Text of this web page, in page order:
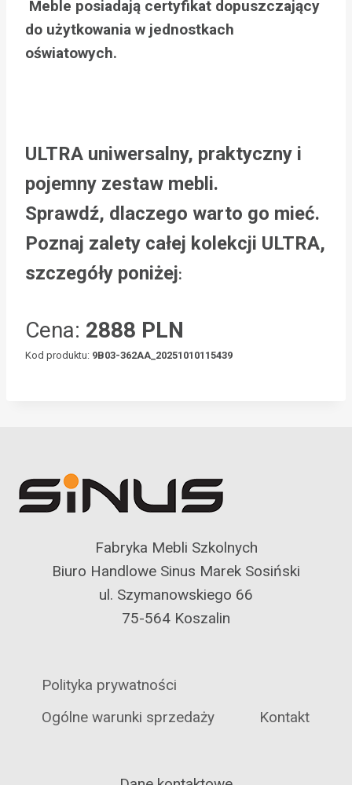
Meble posiadają certyfikat dopuszczający
do użytkowania w jednostkach
oświatowych.
ULTRA uniwersalny, praktyczny i
pojemny zestaw mebli.
Sprawdź, dlaczego warto go mieć.
Poznaj zalety całej kolekcji ULTRA,
szczegóły poniżej:
Cena: 2888 PLN
Kod produktu: 9B03-362AA_20251010115439
Fabryka Mebli Szkolnych
Biuro Handlowe Sinus Marek Sosiński
ul. Szymanowskiego 66
75-564 Koszalin
Polityka prywatności
Ogólne warunki sprzedaży
Kontakt